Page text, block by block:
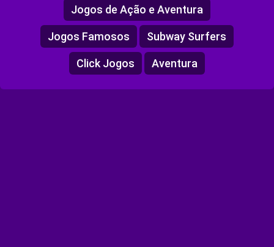
Jogos de Ação e Aventura
Jogos Famosos Subway Surfers
Click Jogos Aventura